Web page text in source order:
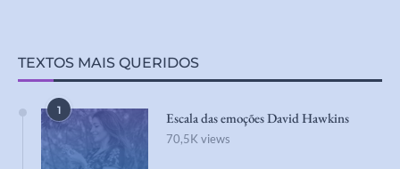
TEXTOS MAIS QUERIDOS
1 Escala das emoções David Hawkins
70,5K views